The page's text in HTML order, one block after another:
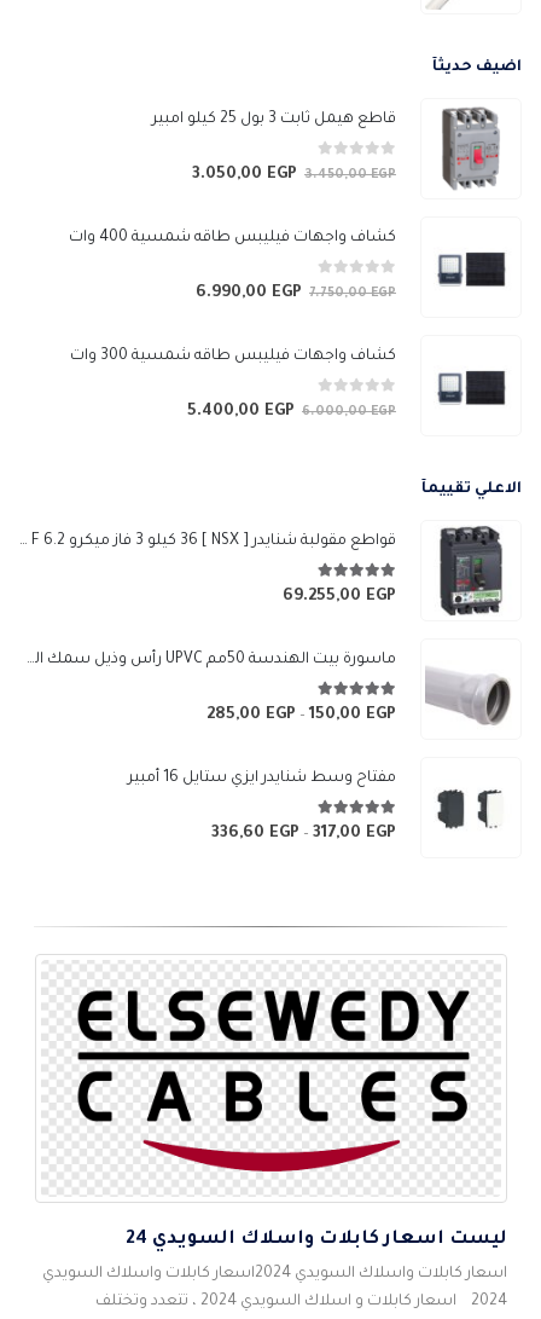
اضيف حديثآ
قاطع هيمل ثابت 3 بول 25 كيلو امبير
0 من 53.450,00EGP
السعر
هو:
3.050,00 EGP
السعر
هو:
كشاف واجهات فيليبس طاقه شمسية 400 وات
0 من 57.750,00EGP
السعر
هو:
6.990,00 EGP
هو:
كشاف واجهات فيليبس طاقه شمسية 300 وات
0 من 56.000,00EGP
السعر5.400,00 EGP
السعر
الاعلي تقييمآ
قواطع مقولبة شنايدر [ NSX ] 36 كيلو 3 فاز ميكرو 6.2 A 250 F
5.00 من 5
69.255,00 EGP
ماسورة بيت الهندسة 50مم UPVC رأس وذيل سمك الماسورة 1.8 مم (لون رمادي)
5.00 من 5
150,00 EGP
–
285,00 EGP
من
مفتاح وسط شنايدر ايزي ستايل 16 أمبير
5.00 من 5
317,00 EGP
–
336,60 EGP
نطاق
ليست اسعار كابلات واسلاك السويدي 24
اسعار كابلات واسلاك السويدي 2024اسعار كابلات واسلاك السويدي
2024 اسعار كابلات و اسلاك السويدي 2024 ، تتعدد وتختلف